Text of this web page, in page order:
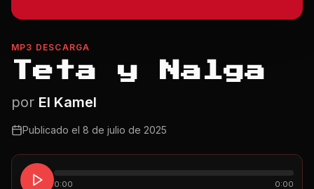
MP3 DESCARGA
Teta y Nalga
por El Kamel
Publicado el 8 de julio de 2025
0:00 0:00